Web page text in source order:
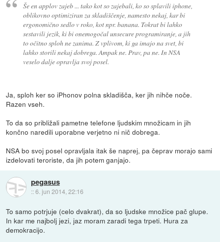
Še en applov zajeb ... tako kot so zajebali, ko so splavili iphone,
oblikovno optimiziran za skladiščenje, namesto nekaj, kar bi
ergonomično sedlo v roko, kot npr. banana. Tokrat bi lahko
sestavili jezik, ki bi onemogočal unsecure programiranje, a jih
to očitno sploh ne zanima. Z vplivom, ki ga imajo na svet, bi
lahko storili nekaj dobrega. Ampak ne. Prav, pa ne. In NSA
veselo dalje opravlja svoj posel.
Ja, sploh ker so iPhonov polna skladišča, ker jih nihče noče.
Razen vseh.
To da so približali pametne telefone ljudskim množicam in jih
končno naredili uporabne verjetno ni nič dobrega.
NSA bo svoj posel opravljala itak še naprej, pa čeprav morajo sami
izdelovati teroriste, da jih potem ganjajo.
pegasus
::6. jun 2014, 22:16
To samo potrjuje (celo dvakrat), da so ljudske množice pač glupe.
In kar me najbolj jezi, jaz moram zaradi tega trpeti. Hura za
demokracijo.